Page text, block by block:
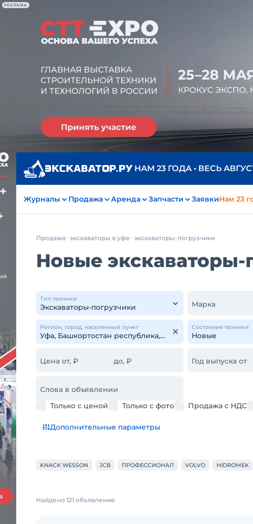
РЕКЛАМА
НАМ 23 ГОДА • ВЕСЬ
Журналы Продажа Аренда Запчасти ЗаявкиНам 23
Продажа экскаваторы в уфе экскаваторы-погрузчики
Новые экскаваторы-
Тип техники
Марка
Регион, город, населенный пункт Состояние техники
Цена от, ₽ до, ₽ Год выпуска от
Слова в объявлении
Только с ценой
Только с фото Продажа с НДС
Дополнительные параметры
KNACK WESSON JCB ПРОФЕССИОНАЛ VOLVO HIDROMEK
Найдено 121 объявление